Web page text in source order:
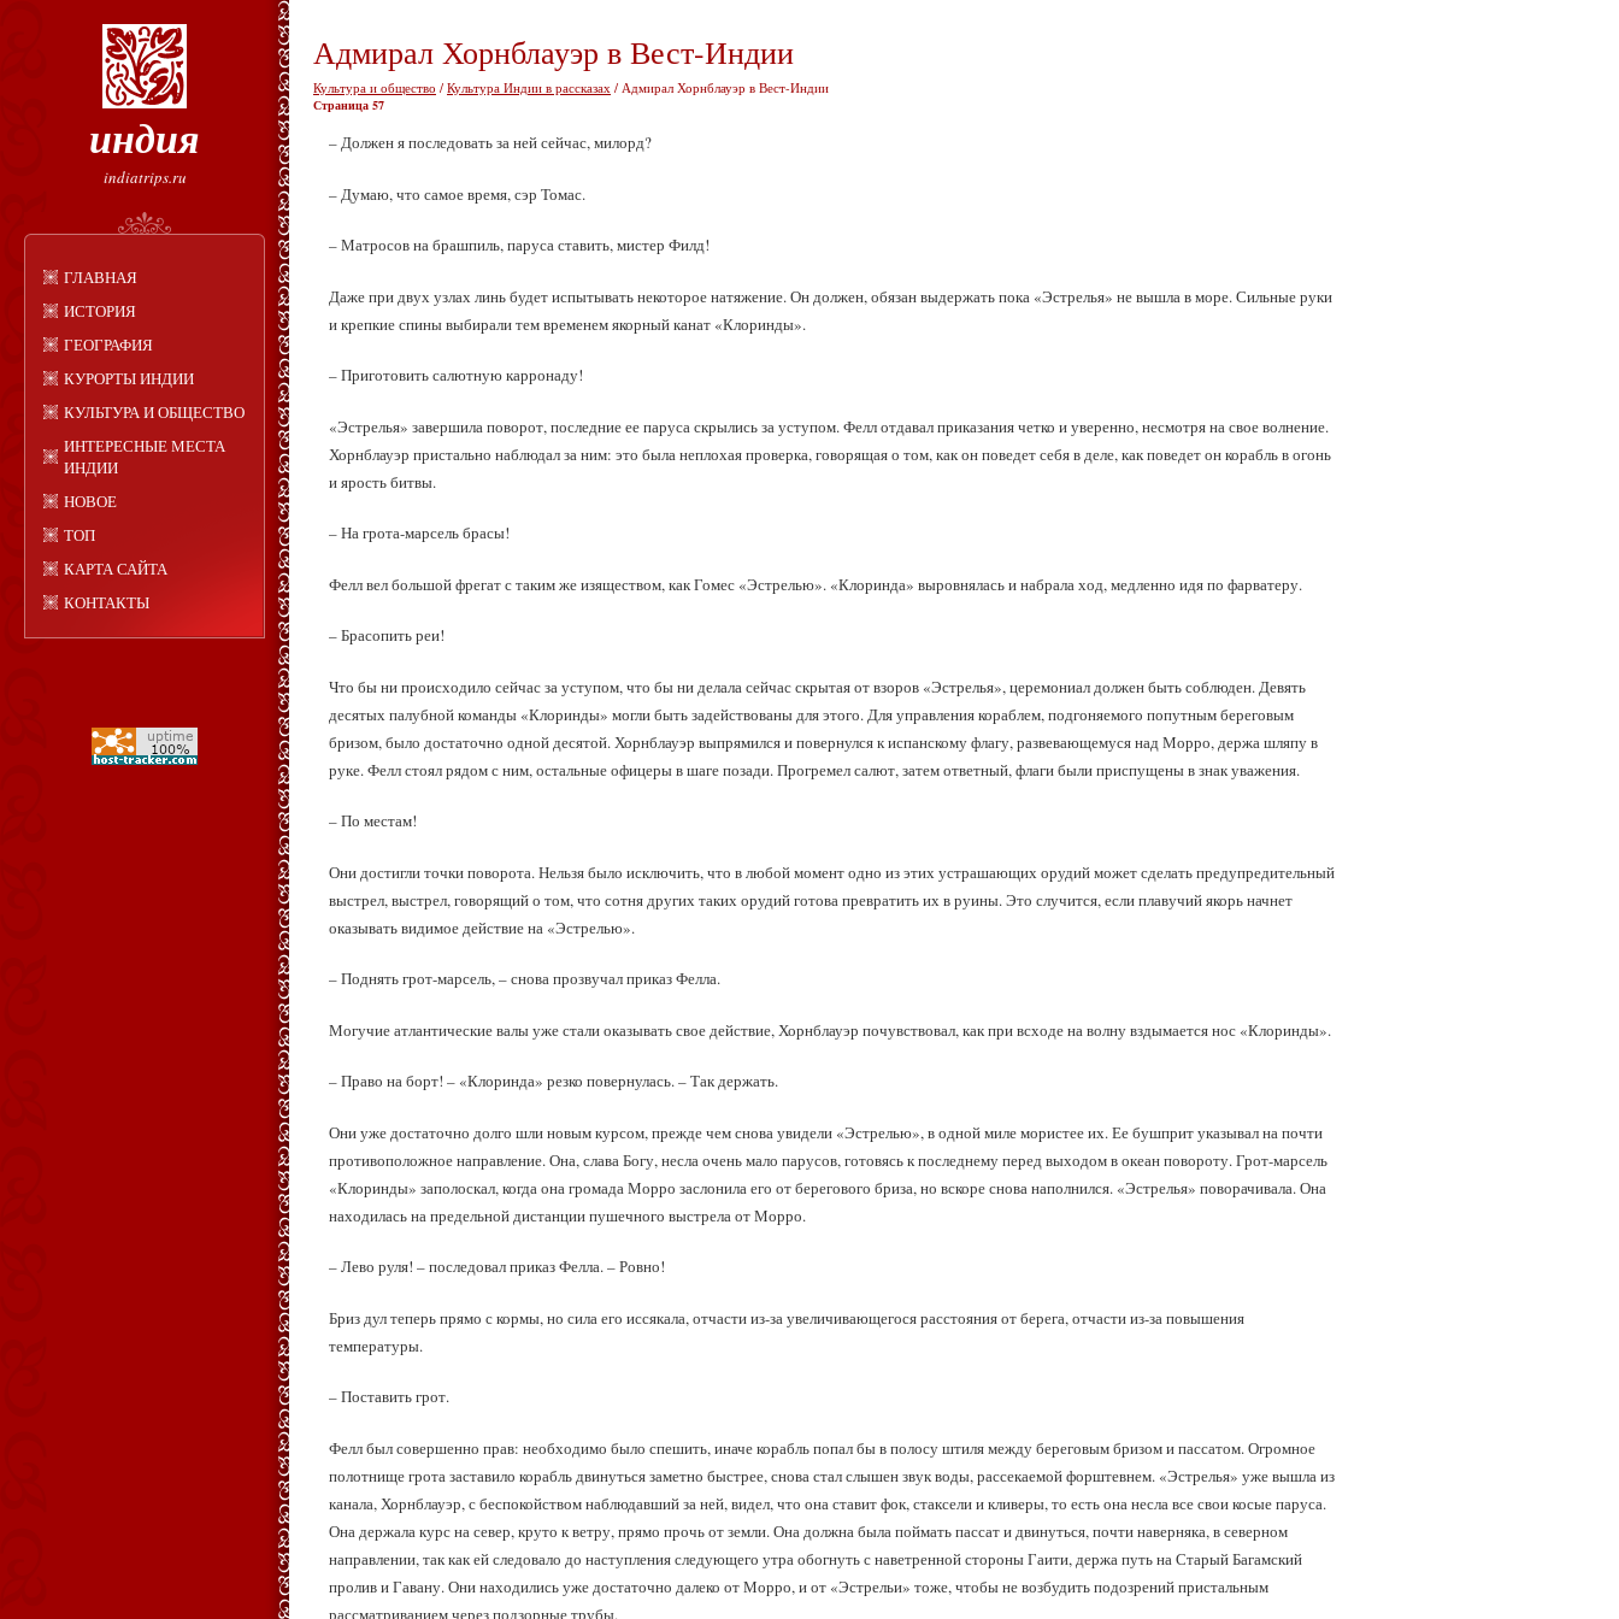
индия
indiatrips.ru
ГЛАВНАЯ
ИСТОРИЯ
ГЕОГРАФИЯ
КУРОРТЫ ИНДИИ
КУЛЬТУРА И ОБЩЕСТВО
ИНТЕРЕСНЫЕ МЕСТА
ИНДИИ
НОВОЕ
ТОП
КАРТА САЙТА
КОНТАКТЫ
Адмирал Хорнблауэр в Вест-Индии
Культура и общество / Культура Индии в рассказах / Адмирал Хорнблауэр в Вест-Индии
Страница 57
– Должен я последовать за ней сейчас, милорд?
– Думаю, что самое время, сэр Томас.
– Матросов на брашпиль, паруса ставить, мистер Филд!
Даже при двух узлах линь будет испытывать некоторое натяжение. Он должен, обязан выдержать пока «Эстрелья» не вышла в море. Сильные руки
и крепкие спины выбирали тем временем якорный канат «Клоринды».
– Приготовить салютную карронаду!
«Эстрелья» завершила поворот, последние ее паруса скрылись за уступом. Фелл отдавал приказания четко и уверенно, несмотря на свое волнение.
Хорнблауэр пристально наблюдал за ним: это была неплохая проверка, говорящая о том, как он поведет себя в деле, как поведет он корабль в огонь
и ярость битвы.
– На грота-марсель брасы!
Фелл вел большой фрегат с таким же изяществом, как Гомес «Эстрелью». «Клоринда» выровнялась и набрала ход, медленно идя по фарватеру.
– Брасопить реи!
Что бы ни происходило сейчас за уступом, что бы ни делала сейчас скрытая от взоров «Эстрелья», церемониал должен быть соблюден. Девять
десятых палубной команды «Клоринды» могли быть задействованы для этого. Для управления кораблем, подгоняемого попутным береговым
бризом, было достаточно одной десятой. Хорнблауэр выпрямился и повернулся к испанскому флагу, развевающемуся над Морро, держа шляпу в
руке. Фелл стоял рядом с ним, остальные офицеры в шаге позади. Прогремел салют, затем ответный, флаги были приспущены в знак уважения.
– По местам!
Они достигли точки поворота. Нельзя было исключить, что в любой момент одно из этих устрашающих орудий может сделать предупредительный
выстрел, выстрел, говорящий о том, что сотня других таких орудий готова превратить их в руины. Это случится, если плавучий якорь начнет
оказывать видимое действие на «Эстрелью».
– Поднять грот-марсель, – снова прозвучал приказ Фелла.
Могучие атлантические валы уже стали оказывать свое действие, Хорнблауэр почувствовал, как при всходе на волну вздымается нос «Клоринды».
– Право на борт! – «Клоринда» резко повернулась. – Так держать.
Они уже достаточно долго шли новым курсом, прежде чем снова увидели «Эстрелью», в одной миле мористее их. Ее бушприт указывал на почти
противоположное направление. Она, слава Богу, несла очень мало парусов, готовясь к последнему перед выходом в океан повороту. Грот-марсель
«Клоринды» заполоскал, когда она громада Морро заслонила его от берегового бриза, но вскоре снова наполнился. «Эстрелья» поворачивала. Она
находилась на предельной дистанции пушечного выстрела от Морро.
– Лево руля! – последовал приказ Фелла. – Ровно!
Бриз дул теперь прямо с кормы, но сила его иссякала, отчасти из-за увеличивающегося расстояния от берега, отчасти из-за повышения
температуры.
– Поставить грот.
Фелл был совершенно прав: необходимо было спешить, иначе корабль попал бы в полосу штиля между береговым бризом и пассатом. Огромное
полотнище грота заставило корабль двинуться заметно быстрее, снова стал слышен звук воды, рассекаемой форштевнем. «Эстрелья» уже вышла из
канала, Хорнблауэр, с беспокойством наблюдавший за ней, видел, что она ставит фок, стаксели и кливеры, то есть она несла все свои косые паруса.
Она держала курс на север, круто к ветру, прямо прочь от земли. Она должна была поймать пассат и двинуться, почти наверняка, в северном
направлении, так как ей следовало до наступления следующего утра обогнуть с наветренной стороны Гаити, держа путь на Старый Багамский
пролив и Гавану. Они находились уже достаточно далеко от Морро, и от «Эстрельи» тоже, чтобы не возбудить подозрений пристальным
рассматриванием через подзорные трубы.